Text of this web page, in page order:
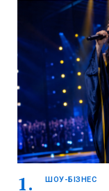
ШОУ-БІЗНЕС